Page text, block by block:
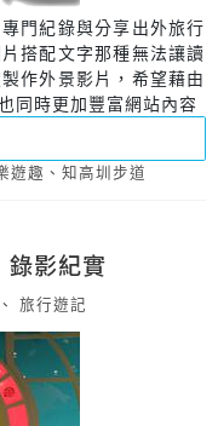
門紀錄與分享出外旅行
搭配文字那種無法讓讀
作外景影片，希望藉由
同時更加豐富網站內容
遊趣 、 知高圳步道
錄影紀實
、 旅行遊記